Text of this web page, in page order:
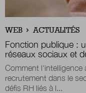
WEB ACTUALITÉS
Fonction publique :
réseaux sociaux et
Comment l'intelligence
recrutement dans le
défis RH liés à l...